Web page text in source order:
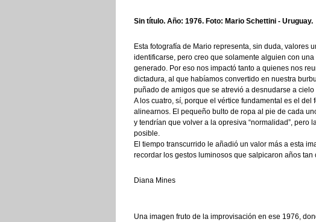
Sin título. Año: 1976. Foto: Mario Schettini - Uruguay.
Esta fotografía de Mario representa, sin duda, valores
identificarse, pero creo que solamente alguien con
generado. Por eso nos impactó tanto a quienes nos
dictadura, al que habíamos convertido en nuestra
puñado de amigos que se atrevió a desnudarse a
A los cuatro, sí, porque el vértice fundamental es el
alinearnos. El pequeño bulto de ropa al pie de cada
y tendrían que volver a la opresiva “normalidad”, pero
posible.
El tiempo transcurrido le añadió un valor más a esta
recordar los gestos luminosos que salpicaron años tan
Diana Mines
Una imagen fruto de la improvisación en ese 1976,